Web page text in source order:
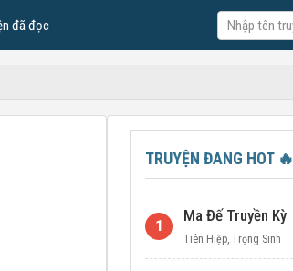
đã đọc
TRUYỆN ĐANG HOT 🔥
1
Ma Đế Truyền Kỳ
Tiên Hiệp, Trọng Sinh